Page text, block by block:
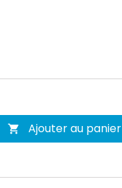
 Ajouter au panier